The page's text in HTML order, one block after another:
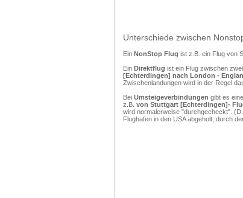
Unterschiede zwischen
Ein NonStop Flug ist z.B. ein Flug von
Ein Direktflug ist ein Flug zwischen
[Echterdingen] nach London -
Zwischenlandungen wird in der Regel
Bei Umsteigeverbindungen gibt es
z.B. von Stuttgart [Echterdingen]-
wird normalerweise "durchgecheckt".
Flughafen in den USA abgeholt, durch